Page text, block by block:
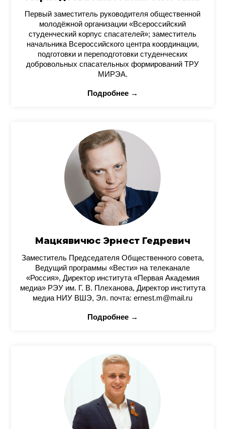
Первый заместитель руководителя общественной
молодёжной организации «Всероссийский
студенческий корпус спасателей»; заместитель
начальника Всероссийского центра координации,
подготовки и переподготовки студенческих
добровольных спасательных формирований ТРУ
МИРЭА.
Подробнее →
Мацкявичюс Эрнест Гедревич
Заместитель Председателя Общественного совета,
Ведущий программы «Вести» на телеканале
«Россия», Директор института «Первая Академия
медиа» РЭУ им. Г. В. Плеханова, Директор института
медиа НИУ ВШЭ, Эл. почта: ernest.m@mail.ru
Подробнее →